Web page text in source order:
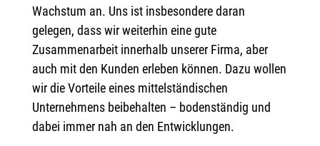
Wachstum an. Uns ist insbesondere daran
gelegen, dass wir weiterhin eine gute
Zusammenarbeit innerhalb unserer Firma, aber
auch mit den Kunden erleben können. Dazu wollen
wir die Vorteile eines mittelständischen
Unternehmens beibehalten – bodenständig und
dabei immer nah an den Entwicklungen.